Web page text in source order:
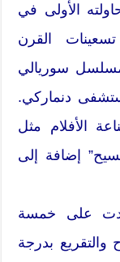
الأولى في
تسعينات القرن
مسلسل سوريالي
دنماركي.
الأفلام مثل
إضافة إلى
على خمسة
بدرجة